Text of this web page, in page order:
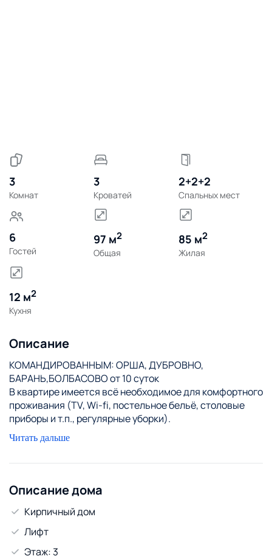
3
Комнат
3
Кроватей
2+2+2
Спальных мест
6
Гостей
97 м2
Общая
85 м2
Жилая
12 м2
Кухня
Описание
КОМАНДИРОВАННЫМ: ОРША, ДУБРОВНО,
БАРАНЬ,БОЛБАСОВО от 10 суток
В квартире имеется всё необходимое для комфортного
проживания (TV, Wi-fi, постельное бельё, столовые
приборы и т.п., регулярные уборки).
Наличная и безналичная форма оплаты.
Предоставляем отчетные документы.
Читать дальше
Описание дома
Кирпичный дом
Лифт
Этаж: 3